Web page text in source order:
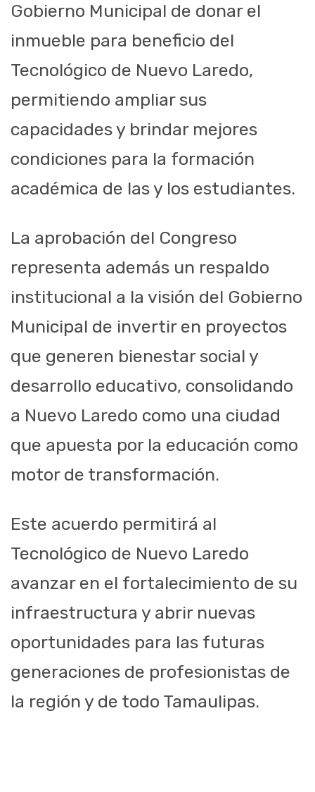
Gobierno Municipal de donar el
inmueble para beneficio del
Tecnológico de Nuevo Laredo,
permitiendo ampliar sus
capacidades y brindar mejores
condiciones para la formación
académica de las y los estudiantes.
La aprobación del Congreso
representa además un respaldo
institucional a la visión del Gobierno
Municipal de invertir en proyectos
que generen bienestar social y
desarrollo educativo, consolidando
a Nuevo Laredo como una ciudad
que apuesta por la educación como
motor de transformación.
Este acuerdo permitirá al
Tecnológico de Nuevo Laredo
avanzar en el fortalecimiento de su
infraestructura y abrir nuevas
oportunidades para las futuras
generaciones de profesionistas de
la región y de todo Tamaulipas.